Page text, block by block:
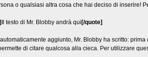
o qualsiasi altra cosa che hai deciso di inserire!
Il testo di Mr. Blobby andrà qui [/quote]
aggiunto, Mr. Blobby ha scritto:
di citare qualcosa alla cieca. Per utilizzare